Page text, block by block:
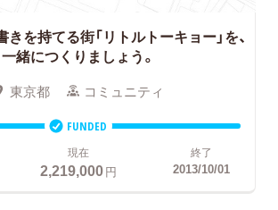
を持てる街「リトルトーキョー」を、
一緒につくりましょう。
東京都 コミュニティ
FUNDED
現在
2,219,000円
終了
2013/10/01